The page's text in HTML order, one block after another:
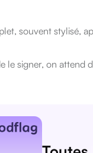
souvent stylisé,
le signer, on attend